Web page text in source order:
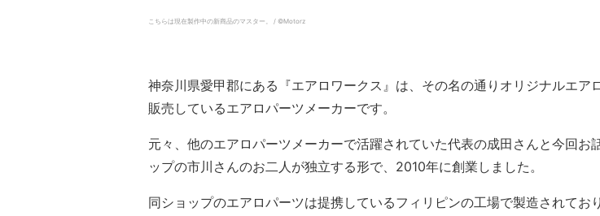
こちらは現在製作中の新商品のマスター。 / ©︎Motorz
神奈川県愛甲郡にある『エアロワークス』は、その名の通りオリジナルエア
販売しているエアロパーツメーカーです。
元々、他のエアロパーツメーカーで活躍されていた代表の成田さんと今回お
ップの市川さんのお二人が独立する形で、2010年に創業しました。
同ショップのエアロパーツは提携しているフィリピンの工場で製造されてお